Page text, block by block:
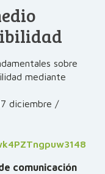
sobre
mediante
diciembre /
comunicación